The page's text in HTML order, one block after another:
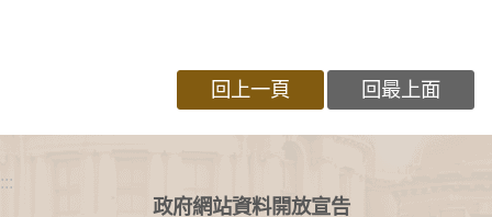
回上一頁 回最上面
:::
政府網站資料開放宣告